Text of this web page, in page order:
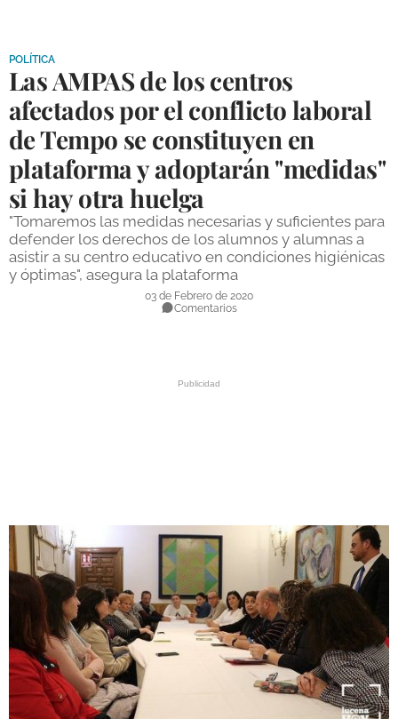
DEPORTES
COMPETICIONES
DEPORTE BASE
OPINIÓN
VENTANA CIUDADANA
CÓRDOBA
POLÍTICA
Las AMPAS de los centros
afectados por el conflicto laboral
de Tempo se constituyen en
plataforma y adoptarán "medidas"
si hay otra huelga
"Tomaremos las medidas necesarias y suficientes para
defender los derechos de los alumnos y alumnas a
asistir a su centro educativo en condiciones higiénicas
y óptimas", asegura la plataforma
03 de Febrero de 2020
Comentarios